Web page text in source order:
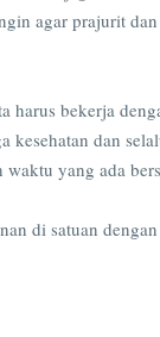
agar prajurit
bekerja
dan
yang ada
di satuan